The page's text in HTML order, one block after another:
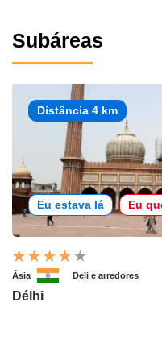
Subáreas
Distância 4 km
Eu estava lá Eu
Ásia Deli e arredores
Délhi